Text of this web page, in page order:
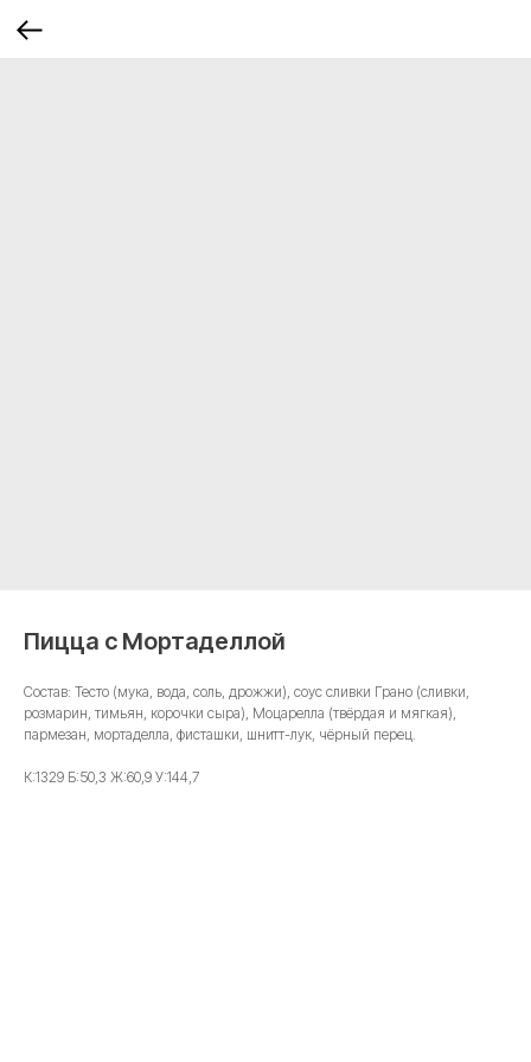
Пицца с Мортаделлой
Состав: Тесто (мука, вода, соль, дрожжи), соус сливки Грано (сливки,
розмарин, тимьян, корочки сыра), Моцарелла (твёрдая и мягкая),
пармезан, мортаделла, фисташки, шнитт-лук, чёрный перец.
К:1329 Б:50,3 Ж:60,9 У:144,7